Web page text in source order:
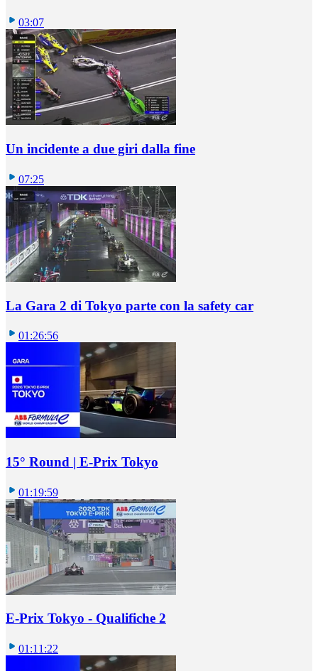
03:07
Un incidente a due giri dalla fine
07:25
La Gara 2 di Tokyo parte con la safety car
01:26:56
15° Round | E-Prix Tokyo
01:19:59
E-Prix Tokyo - Qualifiche 2
01:11:22